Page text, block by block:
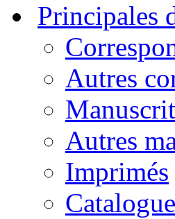
Principales
Autres
Autres
Imprimés